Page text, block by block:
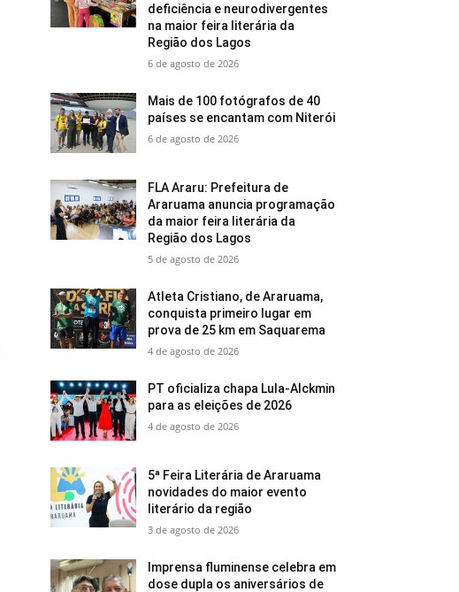
deficiência e neurodivergentes
na maior feira literária da
Região dos Lagos
6 de agosto de 2026
Mais de 100 fotógrafos de 40
países se encantam com Niterói
6 de agosto de 2026
FLA Araru: Prefeitura de
Araruama anuncia programação
da maior feira literária da
Região dos Lagos
5 de agosto de 2026
Atleta Cristiano, de Araruama,
conquista primeiro lugar em
prova de 25 km em Saquarema
4 de agosto de 2026
PT oficializa chapa Lula-Alckmin
para as eleições de 2026
4 de agosto de 2026
5ª Feira Literária de Araruama
novidades do maior evento
literário da região
3 de agosto de 2026
Imprensa fluminense celebra em
dose dupla os aniversários de